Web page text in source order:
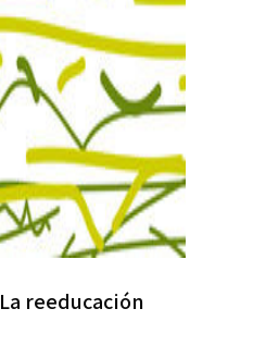
La reeducación